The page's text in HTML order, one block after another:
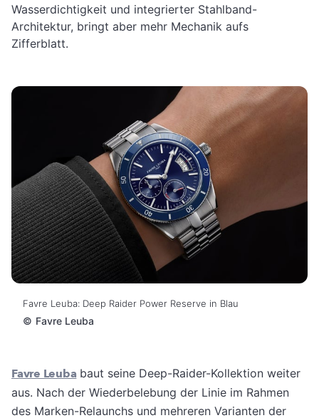
Wasserdichtigkeit und integrierter Stahlband-
Architektur, bringt aber mehr Mechanik aufs
Zifferblatt.
Favre Leuba: Deep Raider Power Reserve in Blau
© Favre Leuba
Favre Leuba baut seine Deep-Raider-Kollektion weiter
aus. Nach der Wiederbelebung der Linie im Rahmen
des Marken-Relaunchs und mehreren Varianten der